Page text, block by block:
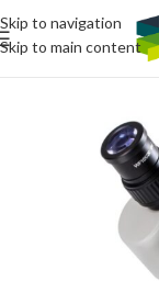
Skip to navigation
Skip to main content